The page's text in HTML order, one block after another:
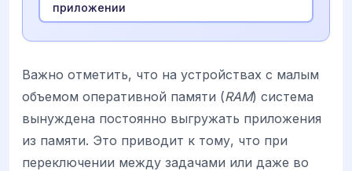
приложении
Важно отметить, что на устройствах с малым
объемом оперативной памяти (RAM) система
вынуждена постоянно выгружать приложения
из памяти. Это приводит к тому, что при
переключении между задачами или даже во